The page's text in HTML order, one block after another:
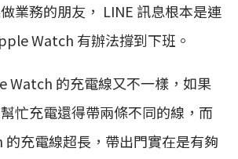
業務的朋友， LINE 訊息根本是連
Watch 有辦法撐到下班。
Watch 的充電線又不一樣，如果
忙充電還得帶兩條不同的線，而
充電線超長，帶出門實在是有夠